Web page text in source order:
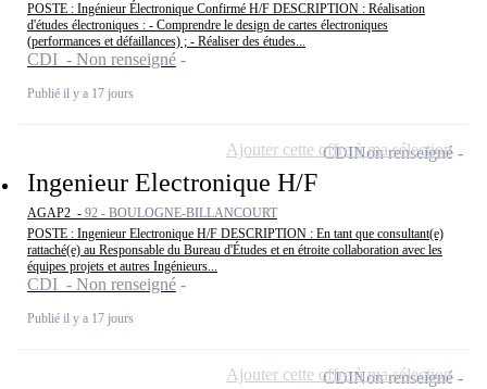
POSTE : Ingénieur Électronique Confirmé H/F DESCRIPTION : Réalisation
d'études électroniques : - Comprendre le design de cartes électroniques
(performances et défaillances) ; - Réaliser des études...
CDI - Non renseigné
Publié il y a 17 jours
Ingenieur Electronique H/F
AGAP2 - 92 - BOULOGNE-BILLANCOURT
POSTE : Ingenieur Electronique H/F DESCRIPTION : En tant que consultant(e)
rattaché(e) au Responsable du Bureau d'Études et en étroite collaboration avec les
équipes projets et autres Ingénieurs...
CDI - Non renseigné
Publié il y a 17 jours
CDINon renseigné
Ajouter cette offre à ma sélection
CDINon renseigné
Ajouter cette offre à ma sélection